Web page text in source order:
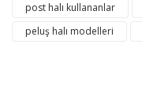
post halı kullananlar
peluş halı modelleri